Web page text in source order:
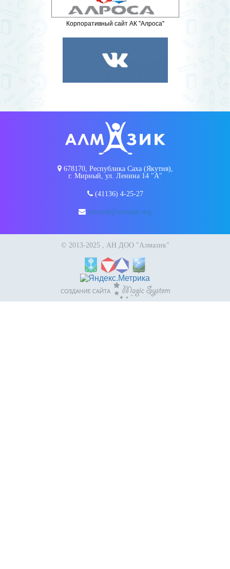
Корпоративный сайт АК "Алроса"
678170, Республика Саха (Якутия),
г. Мирный, ул. Ленина 14 "А"
(41136) 4-25-27
almazik@almazik.org
© 2013-2025 , АН ДОО "Алмазик"